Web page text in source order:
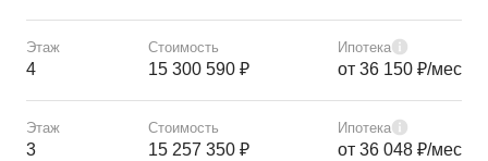
Этаж
4
Стоимость
15 300 590 ₽
Ипотека
от 36 150 ₽/мес
Этаж
3
Стоимость
15 257 350 ₽
Ипотека
от 36 048 ₽/мес